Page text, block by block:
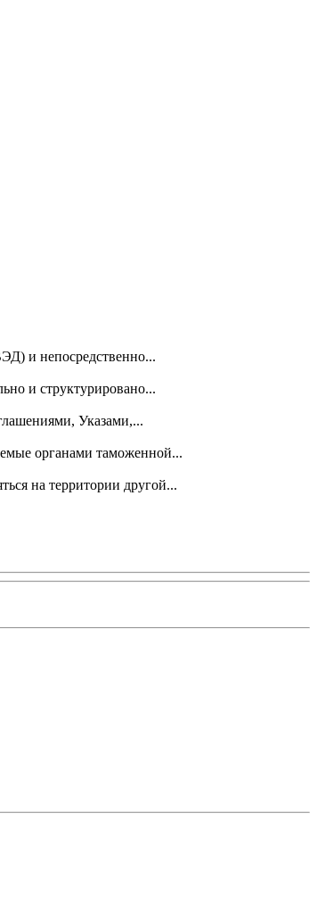
и непосредственно...
и структурировано...
Указами,...
органами таможенной...
на территории другой...